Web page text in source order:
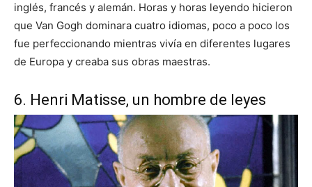
inglés, francés y alemán. Horas y horas leyendo hicieron
que Van Gogh dominara cuatro idiomas, poco a poco los
fue perfeccionando mientras vivía en diferentes lugares
de Europa y creaba sus obras maestras.
6. Henri Matisse, un hombre de leyes